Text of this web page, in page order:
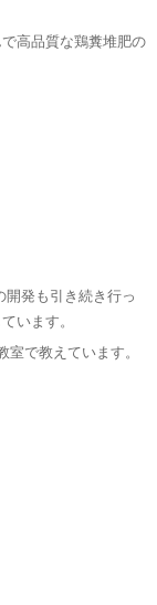
で高品質な鶏糞堆肥の
発も引き続き行っ
います。
で教えています。